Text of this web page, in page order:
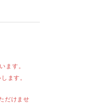
ます。
ます。
だけませ